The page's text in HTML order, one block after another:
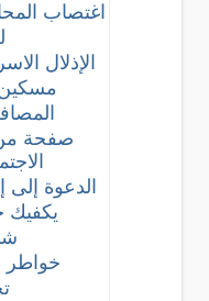
اغتصاب
الإذلال
مسكين
صفحة
الدعوة إلى
يكفيك